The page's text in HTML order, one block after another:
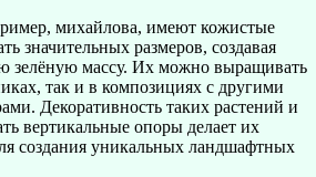
михайлова, имеют кожистые
значительных размеров, создавая
зелёную массу. Их можно выращивать
так и в композициях с другими
Декоративность таких растений и
вертикальные опоры делает их
создания уникальных ландшафтных